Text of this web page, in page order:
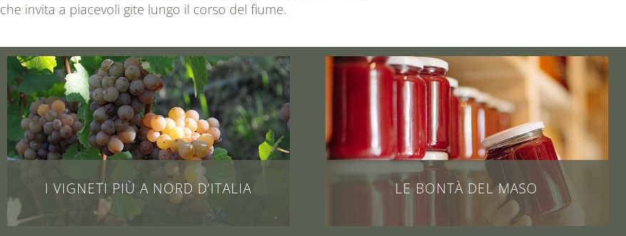
che invita a piacevoli gite lungo il corso del fiume.
I VIGNETI PIÙ A NORD D’ITALIA LE BONTÀ DEL MASO